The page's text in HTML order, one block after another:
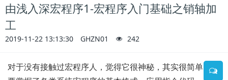
由浅入深宏程序1-宏程序入门基础之销轴加
工
2019-11-22 13:13:30 GHZN01 242
对于没有接触过宏程序人，觉得它很神秘，其实很简单，只